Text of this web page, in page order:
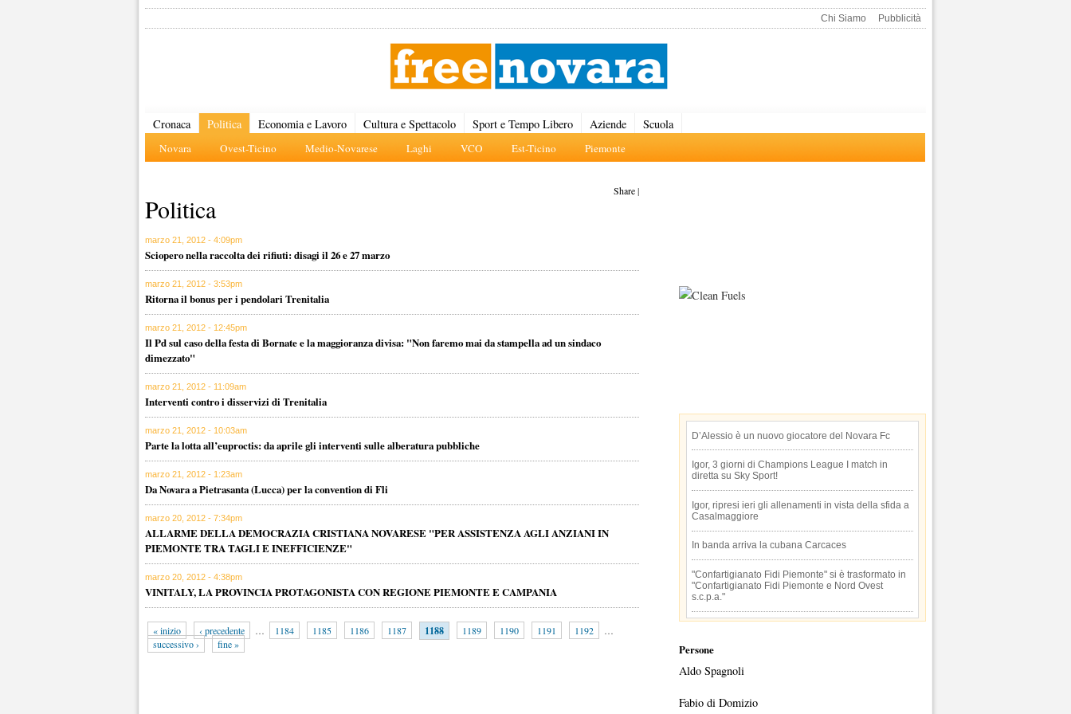
Chi Siamo Pubblicità
Cronaca Politica
Novara Ovest-Ticino Medio-Novarese Laghi VCO Est-Ticino Piemonte
Economia e Lavoro Cultura e Spettacolo Sport e Tempo Libero Aziende Scuola
Share|
Politica
marzo 21, 2012 - 4:09pm
Sciopero nella raccolta dei rifiuti: disagi il 26 e 27 marzo
marzo 21, 2012 - 3:53pm
Ritorna il bonus per i pendolari Trenitalia
marzo 21, 2012 - 12:45pm
Il Pd sul caso della festa di Bornate e la maggioranza divisa: "Non faremo mai da stampella ad un sindaco
dimezzato"
marzo 21, 2012 - 11:09am
Interventi contro i disservizi di Trenitalia
marzo 21, 2012 - 10:03am
Parte la lotta all’euproctis: da aprile gli interventi sulle alberatura pubbliche
marzo 21, 2012 - 1:23am
Da Novara a Pietrasanta (Lucca) per la convention di Fli
marzo 20, 2012 - 7:34pm
ALLARME DELLA DEMOCRAZIA CRISTIANA NOVARESE "PER ASSISTENZA AGLI ANZIANI IN
PIEMONTE TRA TAGLI E INEFFICIENZE"
marzo 20, 2012 - 4:38pm
VINITALY, LA PROVINCIA PROTAGONISTA CON REGIONE PIEMONTE E CAMPANIA
« inizio ‹ precedente … 1184 1185 1186 1187 1188 1189 1190 1191 1192
…
successivo ›
fine »
D’Alessio è un nuovo giocatore del Novara Fc
Igor, 3 giorni di Champions League I match in
diretta su Sky Sport!
Igor, ripresi ieri gli allenamenti in vista della sfida a
Casalmaggiore
In banda arriva la cubana Carcaces
"Confartigianato Fidi Piemonte" si è trasformato in
"Confartigianato Fidi Piemonte e Nord Ovest
s.c.p.a."
Persone
Aldo Spagnoli
Fabio di Domizio